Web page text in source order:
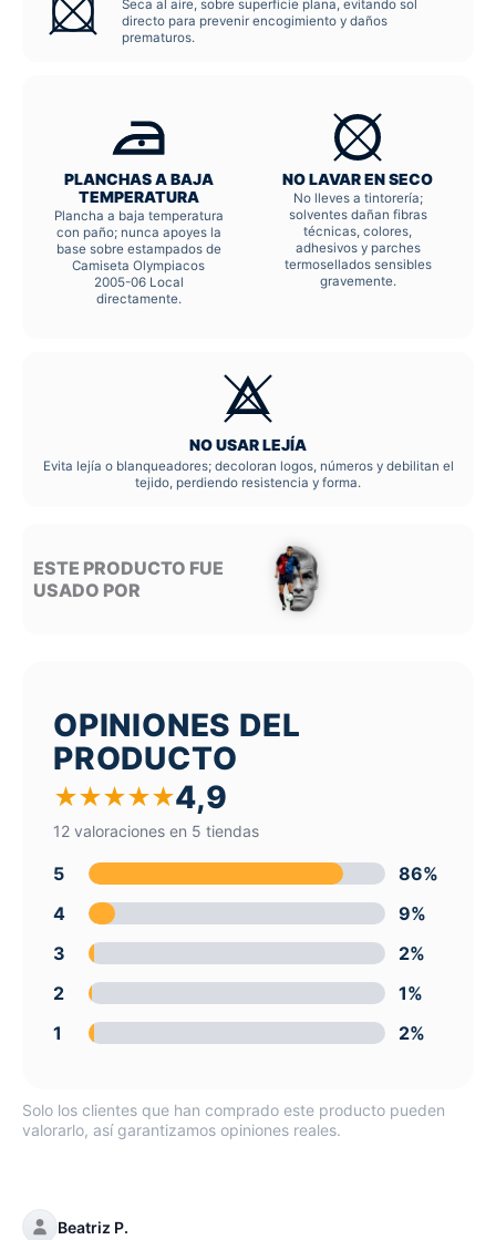
Seca al aire, sobre superficie plana, evitando sol
directo para prevenir encogimiento y daños
prematuros.
PLANCHAS A BAJA
TEMPERATURA
Plancha a baja temperatura
con paño; nunca apoyes la
base sobre estampados de
Camiseta Olympiacos
2005-06 Local
directamente.
NO LAVAR EN SECO
No lleves a tintorería;
solventes dañan fibras
técnicas, colores,
adhesivos y parches
termosellados sensibles
gravemente.
NO USAR LEJÍA
Evita lejía o blanqueadores; decoloran logos, números y debilitan el
tejido, perdiendo resistencia y forma.
ESTE PRODUCTO FUE
USADO POR
OPINIONES DEL
PRODUCTO
★★★★★4,9
12 valoraciones en 5 tiendas
5
86%
4
9%
3
2%
2
1%
1
2%
Solo los clientes que han comprado este producto pueden
valorarlo, así garantizamos opiniones reales.
Beatriz P.